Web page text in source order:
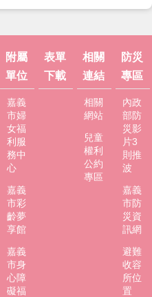
附屬
單位
嘉義
市婦
女福
利服
務中
心
嘉義
市彩
齡夢
享館
嘉義
市身
心障
礙福
表單
下載
相關
連結
相關
網站
兒童
權利
公約
專區
防災
專區
內政
部防
災影
片3
則推
波
嘉義
市防
災資
訊網
避難
收容
所位
置